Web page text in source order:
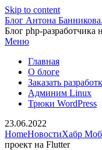
Skip to content
Блог Антона
Блог php-разработчика
Меню
Главная
О блоге
Заказать
Админим Linux
Трюки WordPress
23.06.2022
HomeНовостиХабр
проект на Flutter